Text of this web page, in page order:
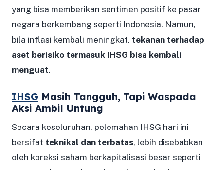
yang bisa memberikan sentimen positif ke pasar
negara berkembang seperti Indonesia. Namun,
bila inflasi kembali meningkat, tekanan terhadap
aset berisiko termasuk IHSG bisa kembali
menguat.
IHSG Masih Tangguh, Tapi Waspada
Aksi Ambil Untung
Secara keseluruhan, pelemahan IHSG hari ini
bersifat teknikal dan terbatas, lebih disebabkan
oleh koreksi saham berkapitalisasi besar seperti